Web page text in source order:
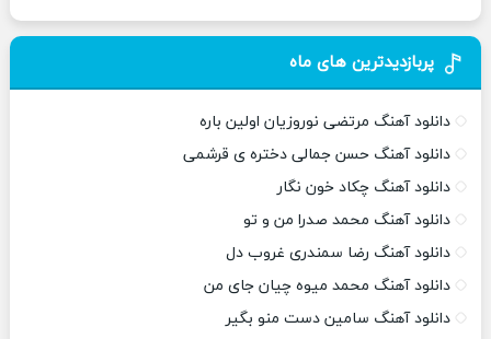
پربازدیدترین های ماه
دانلود آهنگ مرتضی نوروزیان اولین باره
دانلود آهنگ حسن جمالی دختره ی قرشمی
دانلود آهنگ چکاد خون نگار
دانلود آهنگ محمد صدرا من و تو
دانلود آهنگ رضا سمندری غروب دل
دانلود آهنگ محمد میوه چیان جای من
دانلود آهنگ سامین دست منو بگیر